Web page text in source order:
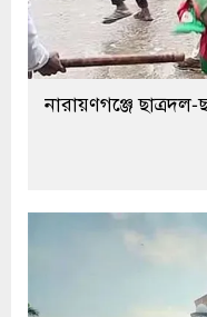
নারায়ণগঞ্জে ছাত্রদল-